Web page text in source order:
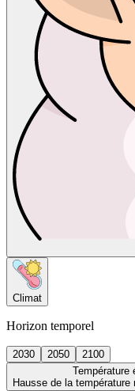
Climat
Horizon temporel
2030 2050
2100
Température
Hausse de la température